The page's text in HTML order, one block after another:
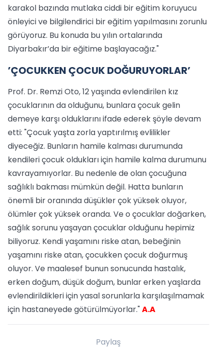
karakol bazında mutlaka ciddi bir eğitim koruyucu
önleyici ve bilgilendirici bir eğitim yapılmasını zorunlu
görüyoruz. Bu konuda bu yılın ortalarında
Diyarbakır’da bir eğitime başlayacağız."
’ÇOCUKKEN ÇOCUK DOĞURUYORLAR’
Prof. Dr. Remzi Oto, 12 yaşında evlendirilen kız
çocuklarının da olduğunu, bunlara çocuk gelin
demeye karşı olduklarını ifade ederek şöyle devam
etti: "Çocuk yaşta zorla yaptırılmış evlilikler
diyeceğiz. Bunların hamile kalması durumunda
kendileri çocuk oldukları için hamile kalma durumunu
kavrayamıyorlar. Bu nedenle de olan çocuğuna
sağlıklı bakması mümkün değil. Hatta bunların
önemli bir oranında düşükler çok yüksek oluyor,
ölümler çok yüksek oranda. Ve o çocuklar doğarken,
sağlık sorunu yaşayan çocuklar olduğunu hepimiz
biliyoruz. Kendi yaşamını riske atan, bebeğinin
yaşamını riske atan, çocukken çocuk doğurmuş
oluyor. Ve maalesef bunun sonucunda hastalık,
erken doğum, düşük doğum, bunlar erken yaşlarda
evlendirildikleri için yasal sorunlarla karşılaşılmamak
için hastaneyede götürülmüyorlar."A.A
Paylaş